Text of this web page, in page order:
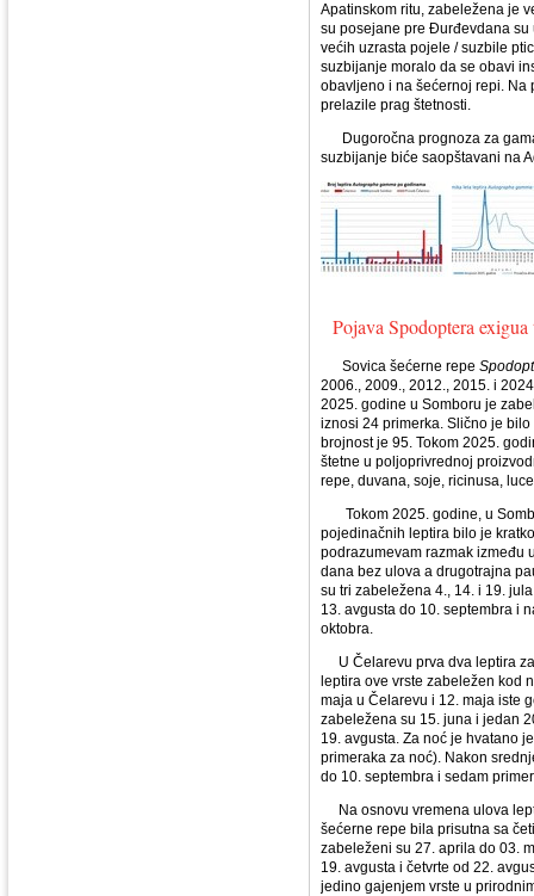
Apatinskom ritu, zabeležena je
su posejane pre Đurđevdana
većih uzrasta pojele / suzbile
suzbijanje moralo da se obavi
obavljeno i na šećernoj repi. Na
prelazile prag štetnosti.
Dugoročna prognoza za
suzbijanje biće saopštavani na
Pojava Spodoptera
Sovica šećerne repe
2006., 2009., 2012., 2015. i
2025. godine u Somboru je
iznosi 24 primerka. Slično je
brojnost je 95. Tokom 2025.
štetne u poljoprivrednoj
repe, duvana, soje, ricinusa,
Tokom 2025. godine, u
pojedinačnih leptira bilo je
podrazumevam razmak između
dana bez ulova a drugotrajna
su tri zabeležena 4., 14. i 19.
13. avgusta do 10. septembra i
oktobra.
U Čelarevu prva dva leptira
leptira ove vrste zabeležen kod
maja u Čelarevu i 12. maja iste
zabeležena su 15. juna i jedan
19. avgusta. Za noć je hvatano
primeraka za noć). Nakon
do 10. septembra i sedam
Na osnovu vremena ulova
šećerne repe bila prisutna sa
zabeleženi su 27. aprila do 03.
19. avgusta i četvrte od 22.
jedino gajenjem vrste u